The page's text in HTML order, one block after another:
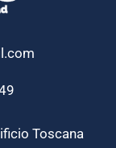
Toscana